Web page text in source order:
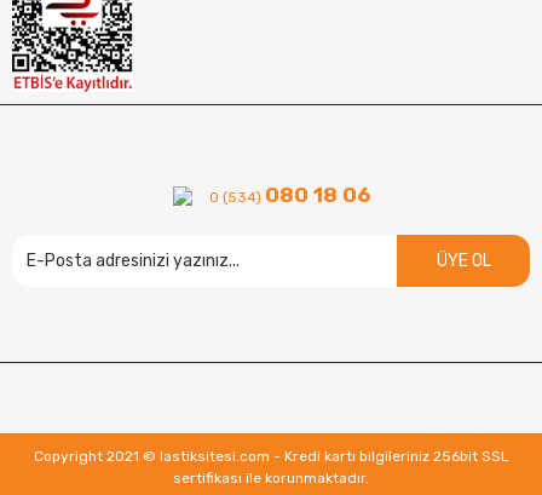
0 (534) 080 18 06
ÜYE OL
Copyright 2021 © lastiksitesi.com - Kredi kartı bilgileriniz 256bit SSL
sertifikası ile korunmaktadır.